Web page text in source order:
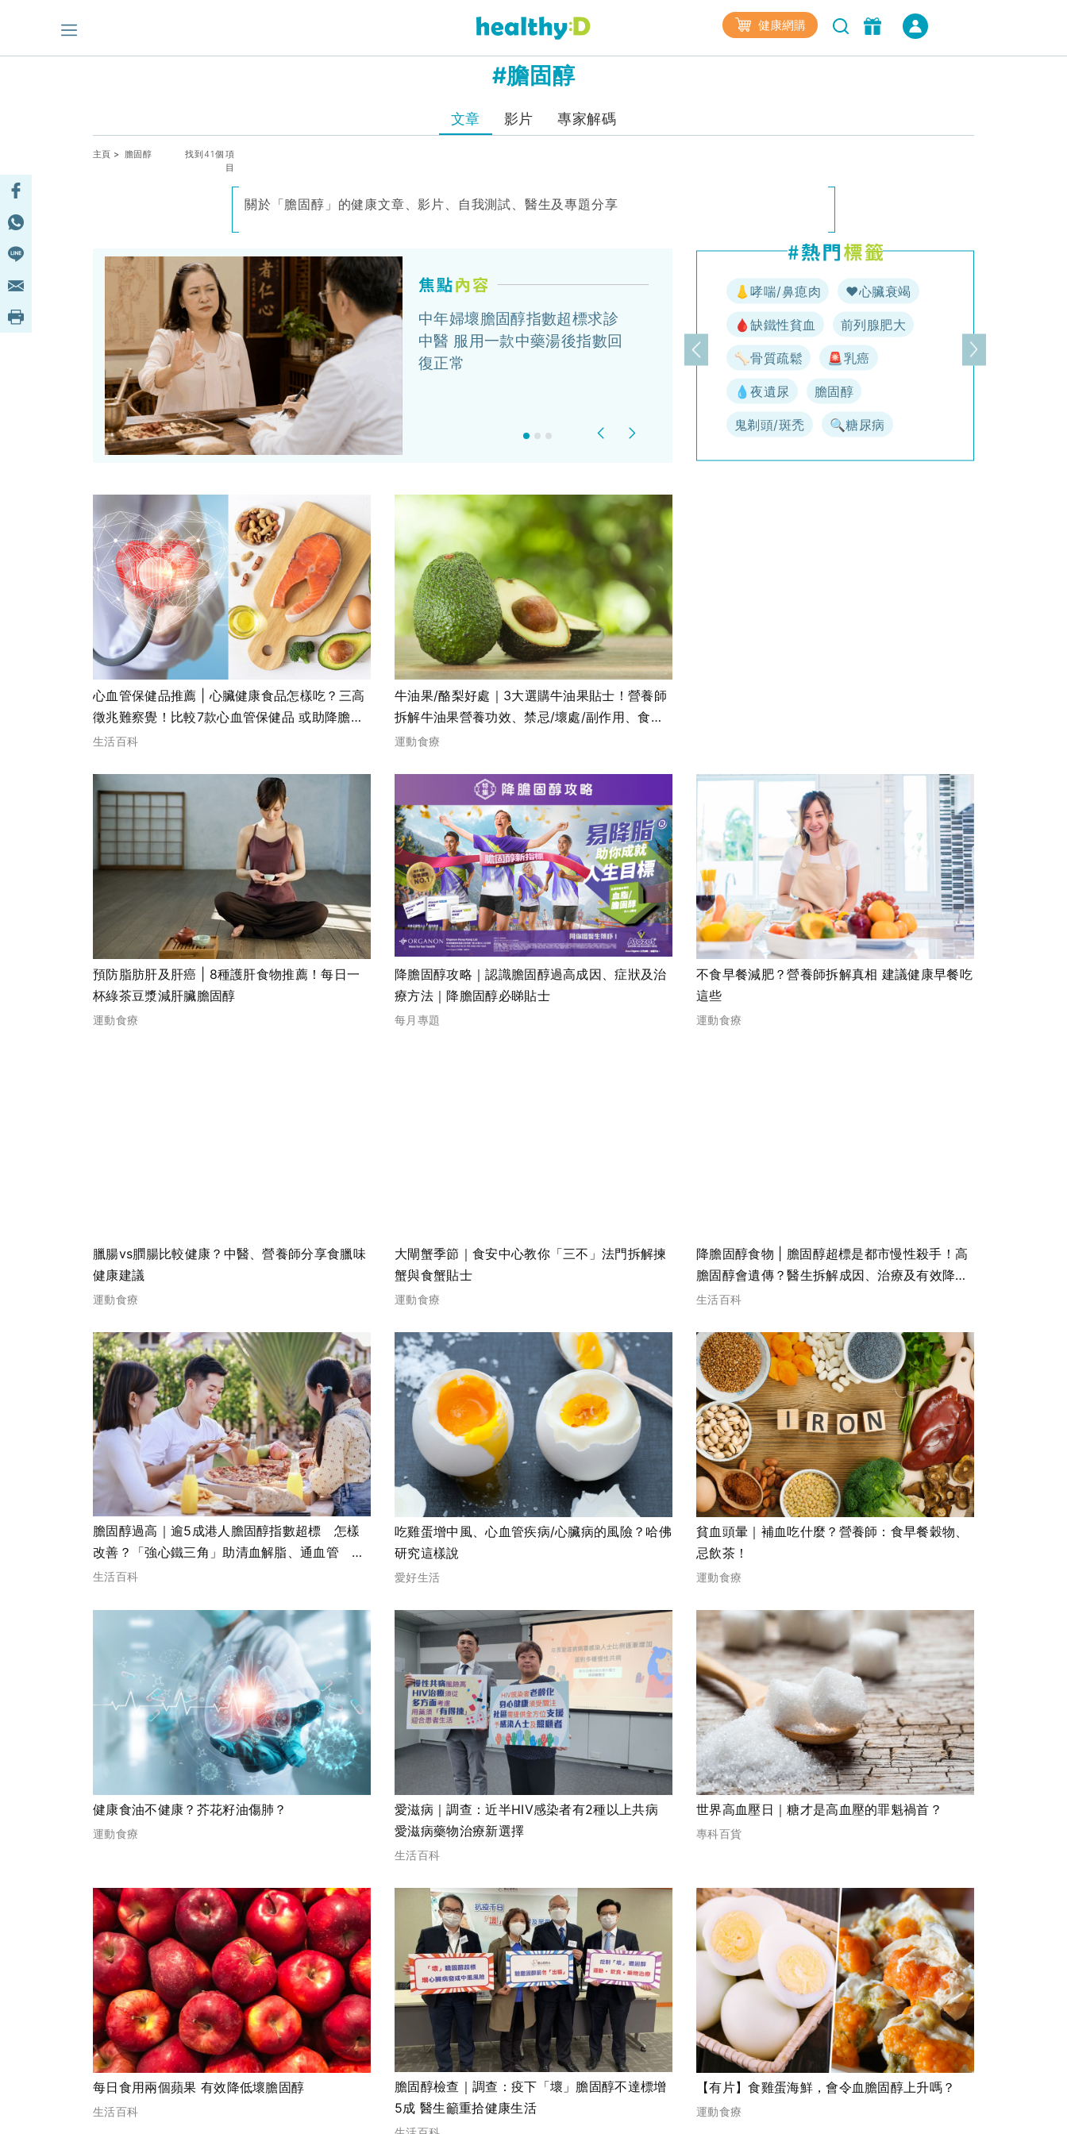
健康網購
#膽固醇
文章 影片 專家解碼
主頁 > 膽固醇
找到41個項
目
關於「膽固醇」的健康文章、影片、自我測試、醫生及專題分享
中年婦壞膽固醇指數超標求診
中醫 服用一款中藥湯後指數回
復正常
Previous
上一頁
👃哮喘/鼻瘜肉 ♥️心臟衰竭
🩸缺鐵性貧血 前列腺肥大
🦴骨質疏鬆 🚨乳癌
💧夜遺尿 膽固醇
鬼剃頭/斑禿 🔍糖尿病
下一頁
心血管保健品推薦 | 心臟健康食品怎樣吃？三高
徵兆難察覺！比較7款心血管保健品 或助降膽固
醇改善心臟健康
生活百科
牛油果/酪梨好處｜3大選購牛油果貼士！營養師
拆解牛油果營養功效、禁忌/壞處/副作用、食譜
推介及吃法
運動食療
預防脂肪肝及肝癌 | 8種護肝食物推薦！每日一
杯綠茶豆漿減肝臟膽固醇
運動食療
降膽固醇攻略｜認識膽固醇過高成因、症狀及治
療方法｜降膽固醇必睇貼士
每月專題
不食早餐減肥？營養師拆解真相 建議健康早餐吃
這些
運動食療
臘腸vs膶腸比較健康？中醫、營養師分享食臘味
健康建議
運動食療
大閘蟹季節｜食安中心教你「三不」法門拆解揀
蟹與食蟹貼士
運動食療
降膽固醇食物 | 膽固醇超標是都市慢性殺手！高
膽固醇會遺傳？醫生拆解成因、治療及有效降低
血脂的改善方法
生活百科
膽固醇過高｜逾5成港人膽固醇指數超標 怎樣
改善？「強心鐵三角」助清血解脂、通血管 保
護心血管健康
生活百科
吃雞蛋增中風、心血管疾病/心臟病的風險？哈佛
研究這樣說
愛好生活
貧血頭暈｜補血吃什麼？營養師：食早餐穀物、
忌飲茶！
運動食療
健康食油不健康？芥花籽油傷肺？
運動食療
愛滋病｜調查：近半HIV感染者有2種以上共病
愛滋病藥物治療新選擇
生活百科
世界高血壓日｜糖才是高血壓的罪魁禍首？
專科百貨
每日食用兩個蘋果 有效降低壞膽固醇
生活百科
膽固醇檢查｜調查：疫下「壞」膽固醇不達標增
5成 醫生籲重拾健康生活
【有片】食雞蛋海鮮，會令血膽固醇上升嗎？
運動食療